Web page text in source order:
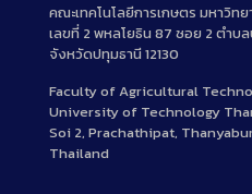
คณะเทคโนโลยีการเกษตร มหาวิท
เลขที่ 2 พหลโยธิน 87 ซอย 2 ตำบ
จังหวัดปทุมธานี 12130
Faculty of Agricultural
University of Technology
Soi 2, Prachathipat,
Thailand